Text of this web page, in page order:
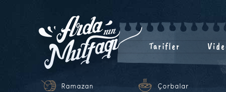
Tarifler
Ramazan Çorbalar